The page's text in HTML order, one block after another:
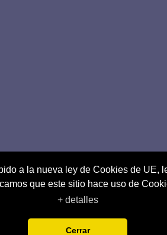
a la nueva ley de Cookies de UE,
que este sitio hace uso de
+ detalles
Cerrar